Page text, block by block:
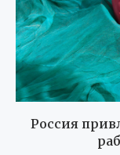
Россия